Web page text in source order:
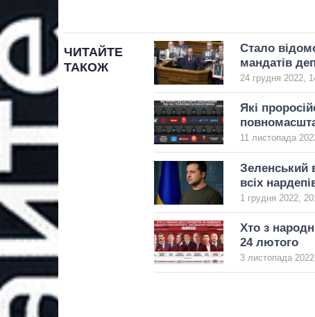
ЧИТАЙТЕ
ТАКОЖ
Стало
мандатів
24 грудня 2022,
Які
11 листопада
Зеленський
всіх
1 грудня 2022,
Хто з
24 лютого
3 листопада